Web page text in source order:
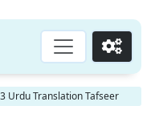
Go
Urdu Translation Tafseer